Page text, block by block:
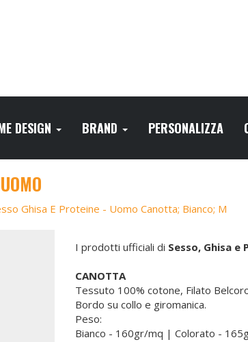
DESIGN BRAND PERSONALIZZA
Ghisa E Proteine - Uomo Canotta; Bianco; M
I prodotti ufficiali di Sesso, Ghisa e
CANOTTA
Tessuto 100% cotone, Filato
Bordo su collo e giromanica.
Peso:
Bianco - 160gr/mq | Colorato -